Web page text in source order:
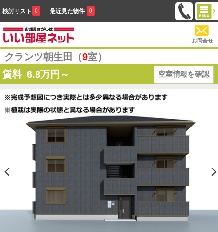
検討リスト 0 最近見た物件 0
お問合せ
クランツ朝生田（9室）
賃料 6.8万円～ 空室情報を確認